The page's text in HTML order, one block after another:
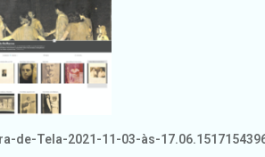
de-Tela-2021-11-03-às-17.06.15